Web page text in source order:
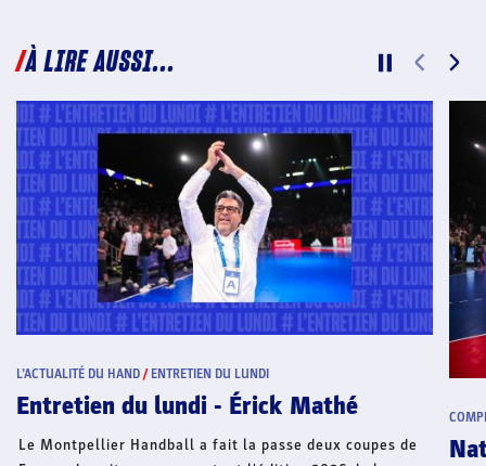
À LIRE AUSSI...
COMPÉTITIONS/ COUPE DE FRANCE INDOOR
NatFem - Metz Handball pour une